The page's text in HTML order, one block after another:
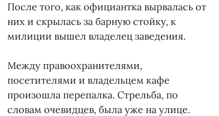
После того, как официантка вырвалась от
них и скрылась за барную стойку, к
милиции вышел владелец заведения.
Между правоохранителями,
посетителями и владельцем кафе
произошла перепалка. Стрельба, по
словам очевидцев, была уже на улице.